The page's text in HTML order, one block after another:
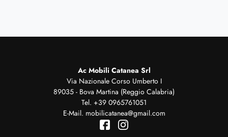
Ac Mobili Catanea Srl
Via Nazionale Corso Umberto I
89035 - Bova Martina (Reggio Calabria)
Tel. +39 0965761051
E-Mail. mobilicatanea@gmail.com